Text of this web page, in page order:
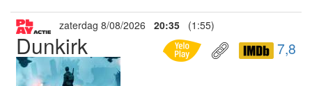
zaterdag 8/08/2026 20:35 (1:55)
Dunkirk 7,8